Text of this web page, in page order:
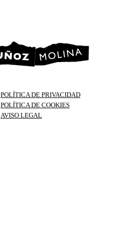
POLÍTICA DE PRIVACIDAD
POLÍTICA DE COOKIES
AVISO LEGAL